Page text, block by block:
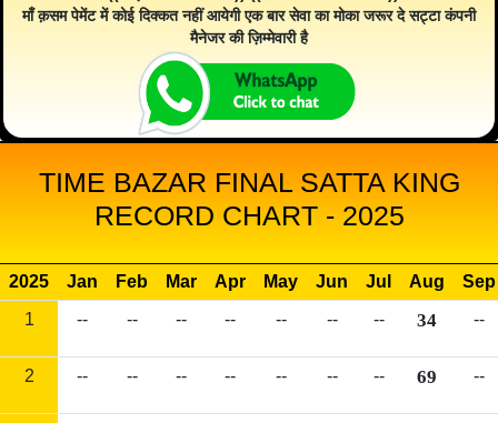
माँ क़सम पेमेंट में कोई दिक्कत नहीं आयेगी एक बार सेवा का मोका जरूर दे सट्टा कंपनी
मैनेजर की ज़िम्मेवारी है
TIME BAZAR FINAL SATTA KING
RECORD CHART - 2025
2025 Jan Feb Mar Apr May Jun Jul Aug
Sep
1
-- -- -- -- -- -- -- 34 --
2 -- -- -- -- -- -- -- 69 --